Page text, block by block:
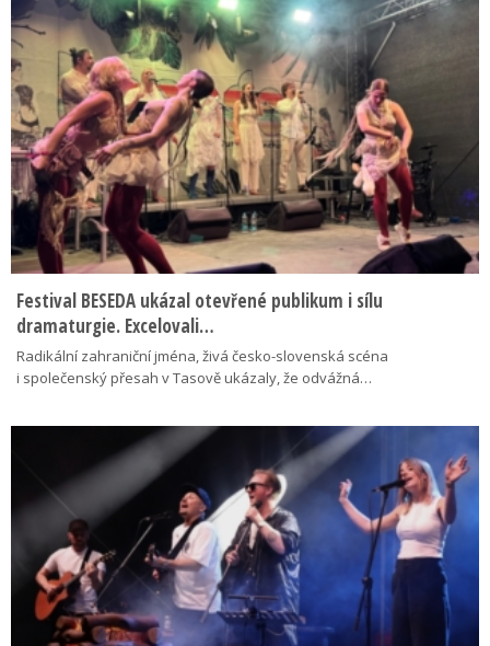
Festival BESEDA ukázal otevřené publikum i sílu
dramaturgie. Excelovali…
Radikální zahraniční jména, živá česko-slovenská scéna
i společenský přesah v Tasově ukázaly, že odvážná…